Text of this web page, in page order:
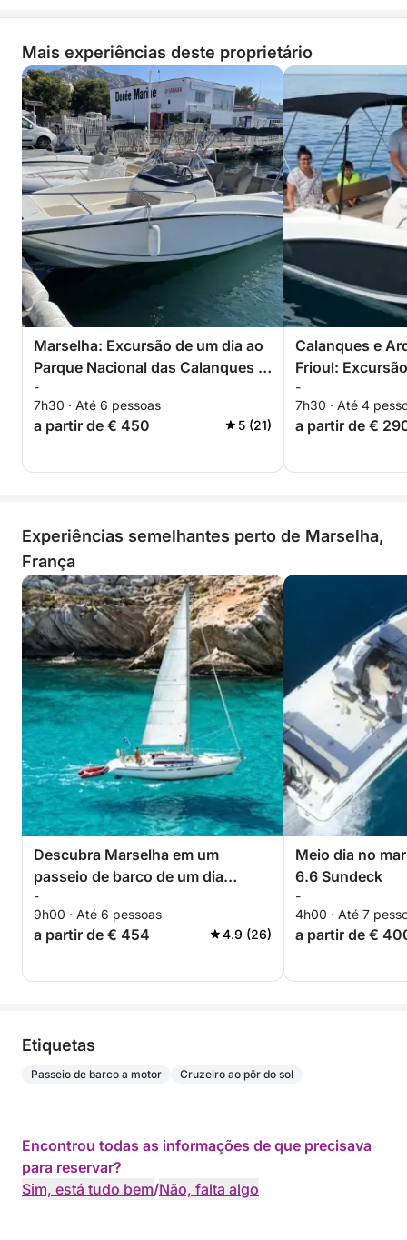
Mais experiências deste proprietário
Marselha: Excursão de um dia ao
Parque Nacional das Calanques e
às Ilhas Frioul
-
7h30 · Até 6 pessoas
a partir de € 450 5 (21)
Calanques e
Frioul:
-
7h30 · Até 4
a partir de €
Experiências semelhantes perto de Marselha,
França
Descubra Marselha em um
passeio de barco de um dia
inteiro.
-
9h00 · Até 6 pessoas
a partir de € 454 4.9 (26)
Meio dia no
6.6 Sundeck
-
4h00 · Até 7
a partir de €
Etiquetas
Passeio de barco a motor Cruzeiro ao pôr do sol
Encontrou todas as informações de que precisava
para reservar?
Sim, está tudo bem/Não, falta algo